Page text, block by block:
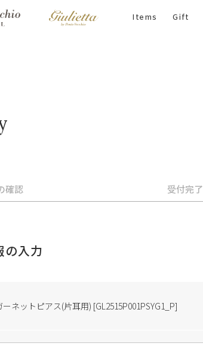
Items Gift
確認 受付完了
の入力
ネットピアス(片耳用) [GL2515P001PSYG1_P]